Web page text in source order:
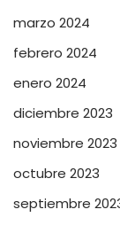
marzo 2024
febrero 2024
enero 2024
diciembre 2023
noviembre 2023
octubre 2023
septiembre